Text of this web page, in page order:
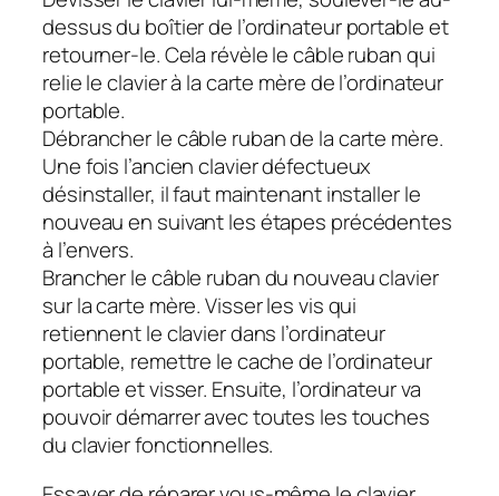
dessus du boîtier de l’ordinateur portable et
retourner-le. Cela révèle le câble ruban qui
relie le clavier à la carte mère de l’ordinateur
portable.
Débrancher le câble ruban de la carte mère.
Une fois l’ancien clavier défectueux
désinstaller, il faut maintenant installer le
nouveau en suivant les étapes précédentes
à l’envers.
Brancher le câble ruban du nouveau clavier
sur la carte mère. Visser les vis qui
retiennent le clavier dans l’ordinateur
portable, remettre le cache de l’ordinateur
portable et visser. Ensuite, l’ordinateur va
pouvoir démarrer avec toutes les touches
du clavier fonctionnelles.